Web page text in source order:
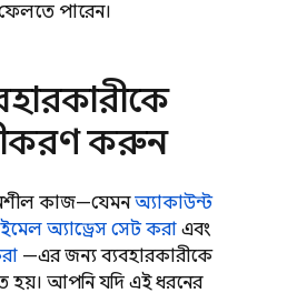
পারেন।
করুন
কাজ—যেমনঅ্যাকাউন্ট
ইমেল অ্যাড্রেস সেট করা এবং
—এর জন্য ব্যবহারকারীকে
হয়। আপনি যদি এই ধরনের